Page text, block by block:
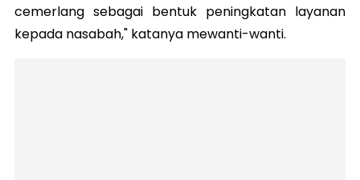
cemerlang sebagai bentuk peningkatan layanan
kepada nasabah," katanya mewanti-wanti.